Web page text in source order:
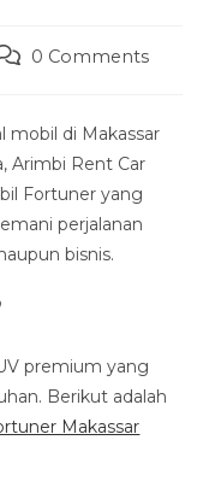
0 Comments
mobil di Makassar
Arimbi Rent Car
Fortuner yang
perjalanan
bisnis.
premium yang
Berikut adalah
Makassar